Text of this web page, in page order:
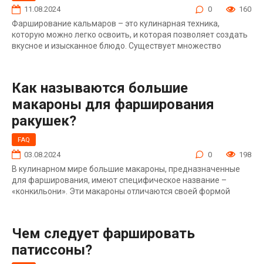
11.08.2024 0 160
Фарширование кальмаров – это кулинарная техника,
которую можно легко освоить, и которая позволяет создать
вкусное и изысканное блюдо. Существует множество
Как называются большие
макароны для фарширования
ракушек?
FAQ
03.08.2024 0 198
В кулинарном мире большие макароны, предназначенные
для фарширования, имеют специфическое название –
«конкильони». Эти макароны отличаются своей формой
Чем следует фаршировать
патиссоны?